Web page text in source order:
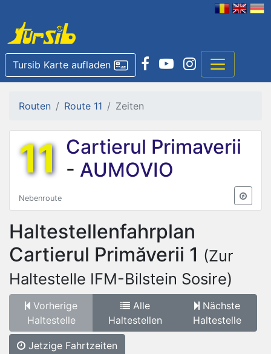
Tursib Karte aufladen
Routen Route 11 Zeiten
11 Cartierul Primaverii
- AUMOVIO
Nebenroute
Haltestellenfahrplan
Cartierul Primăverii 1 (Zur
Haltestelle IFM-Bilstein Sosire)
Vorherige
Haltestelle
Alle
Haltestellen
Nächste
Haltestelle
Jetzige Fahrtzeiten